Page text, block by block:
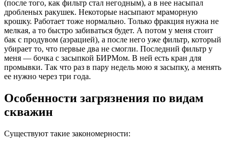
(после того, как фильтр стал негодным), а в нее насыпал
дробленых ракушек. Некоторые насыпают мраморную
крошку. Работает тоже нормально. Только фракция нужна не
мелкая, а то быстро забиваться будет. А потом у меня стоит
бак с продувом (аэрацией), а после него уже фильтр, который
убирает то, что первые два не смогли. Последний фильтр у
меня — бочка с засыпкой БИРМом. В ней есть кран для
промывки. Так что раз в пару недель мою я засыпку, а менять
ее нужно через три года.
Особенности загрязнения по видам
скважин
Существуют такие закономерности: